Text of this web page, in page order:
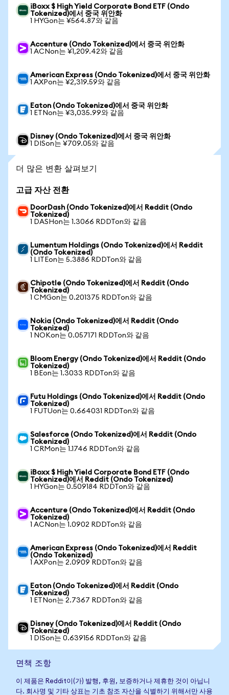
iBoxx $ High Yield Corporate Bond ETF (Ondo
Tokenized)에서 중국 위안화
1 HYGon는 ¥564.87와 같음
Accenture (Ondo Tokenized)에서 중국 위안화
1 ACNon는 ¥1,209.42와 같음
American Express (Ondo Tokenized)에서 중국 위안화
1 AXPon는 ¥2,319.59와 같음
Eaton (Ondo Tokenized)에서 중국 위안화
1 ETNon는 ¥3,035.99와 같음
Disney (Ondo Tokenized)에서 중국 위안화
1 DISon는 ¥709.05와 같음
더 많은 변환 살펴보기
고급 자산 전환
DoorDash (Ondo Tokenized)에서 Reddit (Ondo
Tokenized)
1 DASHon는 1.3066 RDDTon와 같음
Lumentum Holdings (Ondo Tokenized)에서 Reddit
(Ondo Tokenized)
1 LITEon는 5.3886 RDDTon와 같음
Chipotle (Ondo Tokenized)에서 Reddit (Ondo
Tokenized)
1 CMGon는 0.201375 RDDTon와 같음
Nokia (Ondo Tokenized)에서 Reddit (Ondo
Tokenized)
1 NOKon는 0.057171 RDDTon와 같음
Bloom Energy (Ondo Tokenized)에서 Reddit (Ondo
Tokenized)
1 BEon는 1.3033 RDDTon와 같음
Futu Holdings (Ondo Tokenized)에서 Reddit (Ondo
Tokenized)
1 FUTUon는 0.664031 RDDTon와 같음
Salesforce (Ondo Tokenized)에서 Reddit (Ondo
Tokenized)
1 CRMon는 1.1746 RDDTon와 같음
iBoxx $ High Yield Corporate Bond ETF (Ondo
Tokenized)에서 Reddit (Ondo Tokenized)
1 HYGon는 0.509184 RDDTon와 같음
Accenture (Ondo Tokenized)에서 Reddit (Ondo
Tokenized)
1 ACNon는 1.0902 RDDTon와 같음
American Express (Ondo Tokenized)에서 Reddit
(Ondo Tokenized)
1 AXPon는 2.0909 RDDTon와 같음
Eaton (Ondo Tokenized)에서 Reddit (Ondo
Tokenized)
1 ETNon는 2.7367 RDDTon와 같음
Disney (Ondo Tokenized)에서 Reddit (Ondo
Tokenized)
1 DISon는 0.639156 RDDTon와 같음
면책 조항
이 제품은 Reddit이(가) 발행, 후원, 보증하거나 제휴한 것이 아닙니
다. 회사명 및 기타 상표는 기초 참조 자산을 식별하기 위해서만 사용